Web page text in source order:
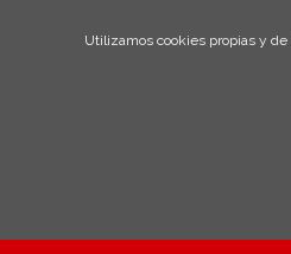
Utilizamos cookies propias y